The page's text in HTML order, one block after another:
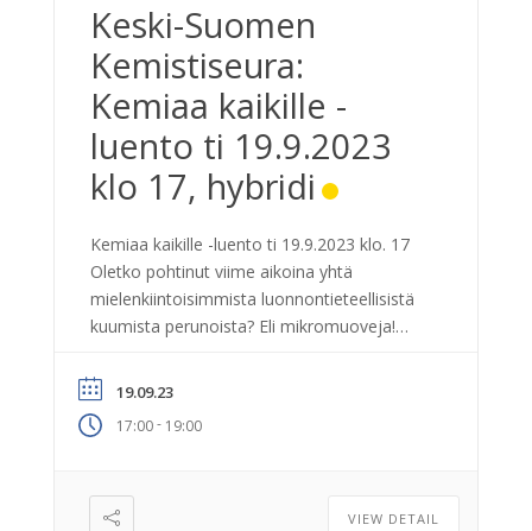
Keski-Suomen
Kemistiseura:
Kemiaa kaikille -
luento ti 19.9.2023
klo 17, hybridi
Kemiaa kaikille -luento ti 19.9.2023 klo. 17
Oletko pohtinut viime aikoina yhtä
mielenkiintoisimmista luonnontieteellisistä
kuumista perunoista? Eli mikromuoveja!
pääsemme kuulemaan aiheesta Jyväskylän
yliopiston apulaisprofessorin, AquaOmics-
tutkimusryhmän johtajan, Sami Taipaleen
“Mikromuovien toinen elämä vesieliöiden
ravintona.” Saamme vastauksia siihen,
19.09.23
17:00- 19:00
VIEW DETAIL